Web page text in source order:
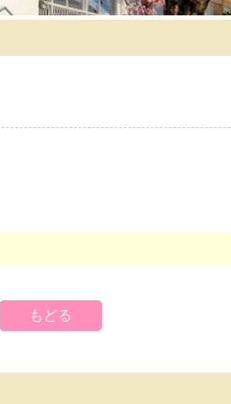
もどる